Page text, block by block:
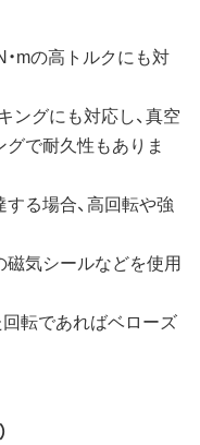
mの高トルクにも対
ングにも対応し、真空
で耐久性もありま
る場合、高回転や強
気シールなどを使用
転であればベローズ